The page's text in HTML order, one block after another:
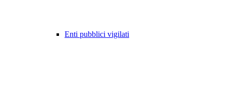
Enti pubblici vigilati